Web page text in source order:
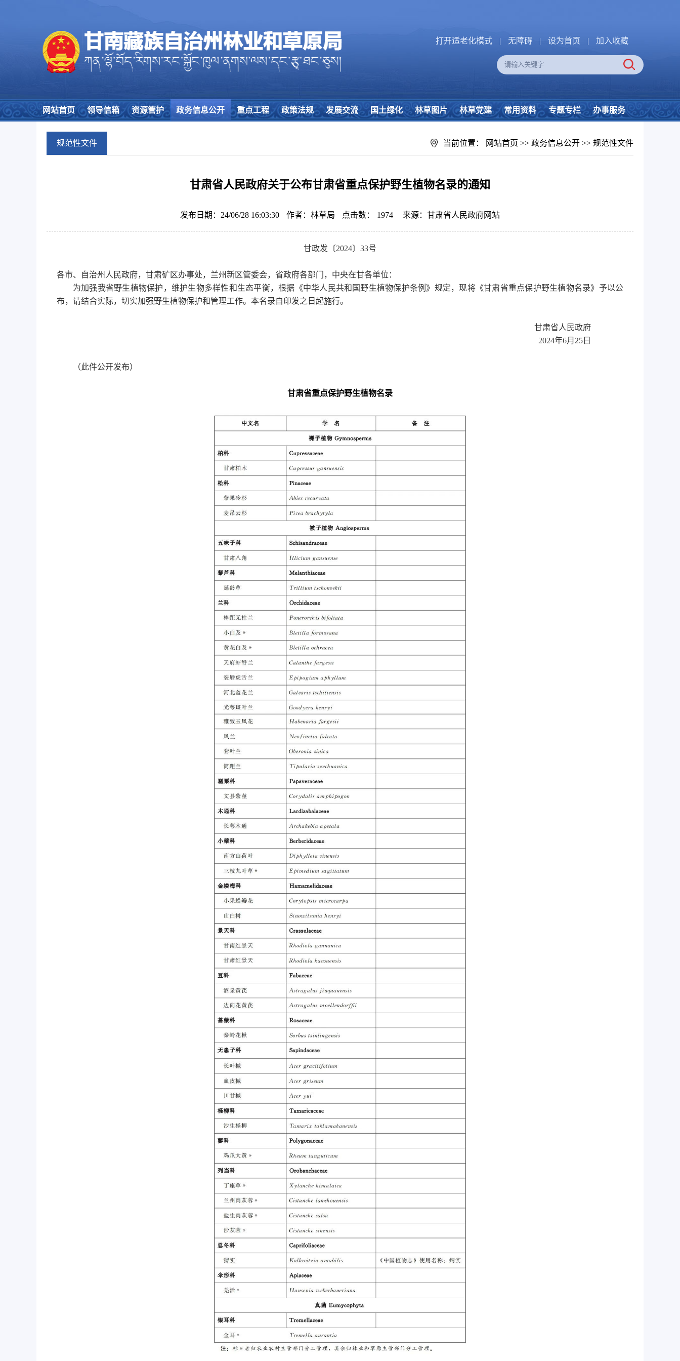
打开适老化模式 | 无障碍 | 设为首页 | 加入收藏
网站首页 领导信箱 资源管护 政务信息公开 重点工程 政策法规 发展交流 国土绿化 林草图片 林草党建 常用资料 专题专栏 办事服务
规范性文件 当前位置： 网站首页 >> 政务信息公开 >> 规范性文件
甘肃省人民政府关于公布甘肃省重点保护野生植物名录的通知
发布日期：24/06/28 16:03:30 作者：林草局 点击数： 1974 来源：甘肃省人民政府网站
甘政发〔2024〕33号
各市、自治州人民政府，甘肃矿区办事处，兰州新区管委会，省政府各部门，中央在甘各单位：
为加强我省野生植物保护，维护生物多样性和生态平衡，根据《中华人民共和国野生植物保护条例》规定，现将《甘肃省重点保护野生植物名录》予以公
布，请结合实际，切实加强野生植物保护和管理工作。本名录自印发之日起施行。
甘肃省人民政府
2024年6月25日
（此件公开发布）
甘肃省重点保护野生植物名录